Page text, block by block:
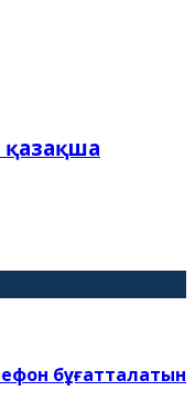
қазақша
бұғатталатын